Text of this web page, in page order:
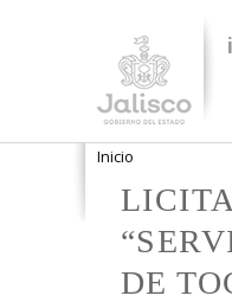
Se encuentra usted
Inicio
DE